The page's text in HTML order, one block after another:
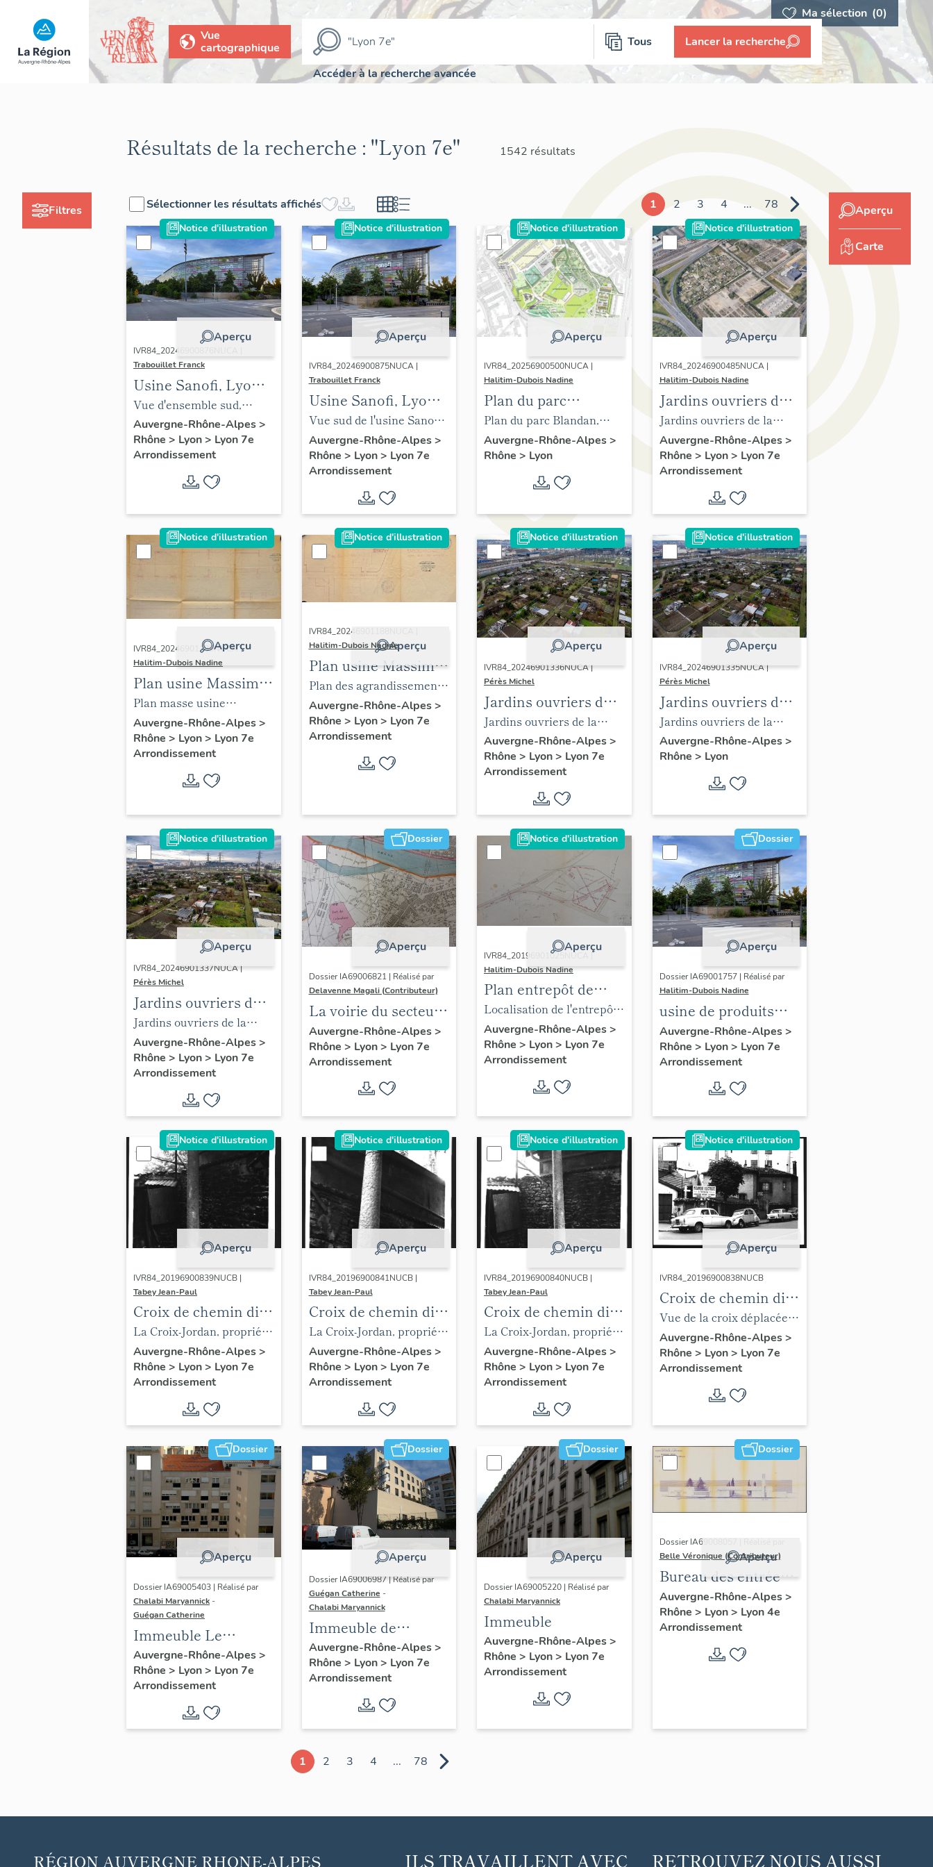
Ma sélection (0)
Vue
cartographique
Tous Lancer la recherche
Accéder à la recherche avancée
Filtres
Résultats de la recherche : "Lyon 7e" 1542 résultats
Sélectionner les résultats affichés 1 2 3 4 ... 78
Notice d'illustration
Aperçu
IVR84_20246900876NUCA |
Trabouillet Franck
Usine Sanofi, Lyon
7e
Vue d'ensemble sud,
Usine Sanofi Genzime,
Lyon 7e
Auvergne-Rhône-Alpes>
Rhône > Lyon> Lyon 7e
Arrondissement
Notice d'illustration
Aperçu
IVR84_20246900875NUCA |
Trabouillet Franck
Usine Sanofi, Lyon
7e
Vue sud de l'usine Sanofi
Genzime, Gerland
Auvergne-Rhône-Alpes>
Rhône > Lyon> Lyon 7e
Arrondissement
Notice d'illustration
Aperçu
IVR84_20256900500NUCA |
Halitim-Dubois Nadine
Plan du parc
Blandan, Lyon 7e
Plan du parc Blandan,
Lyon 7e
Auvergne-Rhône-Alpes>
Rhône > Lyon
Notice d'illustration
Aperçu
IVR84_20246900485NUCA |
Halitim-Dubois Nadine
Jardins ouvriers de
la Mouche Lyon 7e
arrondissement
Jardins ouvriers de la
Mouche Lyon 7e
arrondissement (vue
Google)
Auvergne-Rhône-Alpes>
Rhône > Lyon> Lyon 7e
Arrondissement
Notice d'illustration
Aperçu
IVR84_20246901189NUCA |
Halitim-Dubois Nadine
Plan usine Massimi
Lyon 7e en 1953
(ACL : 348W11)
Plan masse usine
Massimi Lyon 7e en 1953
(ACL : 348W11)
Auvergne-Rhône-Alpes>
Rhône > Lyon> Lyon 7e
Arrondissement
Notice d'illustration
Aperçu
IVR84_20246901188NUCA |
Halitim-Dubois Nadine
Plan usine Massimi
Lyon 7e en 1953
(ACL 348W11)
Plan des agrandissements
des laboratoire en 1953
(ACL 348W11)
Auvergne-Rhône-Alpes>
Rhône > Lyon> Lyon 7e
Arrondissement
Notice d'illustration
Aperçu
IVR84_20246901336NUCA |
Pérès Michel
Jardins ouvriers de
la Mouche à Gerland
Lyon 7e
Jardins ouvriers de la
Mouche à Gerland vue
drone
Auvergne-Rhône-Alpes>
Rhône > Lyon> Lyon 7e
Arrondissement
Notice d'illustration
Aperçu
IVR84_20246901335NUCA |
Pérès Michel
Jardins ouvriers de
la Mouche à Gerland
Lyon 7e
Jardins ouvriers de la
Mouche à Gerland vue
drone
Auvergne-Rhône-Alpes>
Rhône > Lyon
Notice d'illustration
Aperçu
IVR84_20246901337NUCA |
Pérès Michel
Jardins ouvriers de
la Mouche à Gerland
Lyon 7e
Jardins ouvriers de la
Mouche à Gerland vue
drone
Auvergne-Rhône-Alpes>
Rhône > Lyon> Lyon 7e
Arrondissement
Dossier
Aperçu
Dossier IA69006821 | Réalisé par
Delavenne Magali (Contributeur)
La voirie du secteur
d'étude "Saint-
André" (Lyon 7e)
Auvergne-Rhône-Alpes>
Rhône > Lyon> Lyon 7e
Arrondissement
Notice d'illustration
Aperçu
IVR84_20196901025NUCA |
Halitim-Dubois Nadine
Plan entrepôt de
Gerland Descours &
Cabaud 1915, Lyon
7e (ACL : 314W191)
Localisation de l'entrepôt
de Gerland, rue des
Culattes, 1915, (ACL :
314W191)
Auvergne-Rhône-Alpes>
Rhône > Lyon> Lyon 7e
Arrondissement
Dossier
Aperçu
Dossier IA69001757 | Réalisé par
Halitim-Dubois Nadine
usine de produits
pharmaceutiques
Sanofi Genzime
Auvergne-Rhône-Alpes>
Rhône > Lyon> Lyon 7e
Arrondissement
Notice d'illustration
Aperçu
IVR84_20196900839NUCB |
Tabey Jean-Paul
Croix de chemin dite
Croix-Jordan
La Croix-Jordan, propriété
Noury, reportage
photographique, 1977 (AC
Lyon 1 PH 4157/1, fonds
Auvergne-Rhône-Alpes>
Rhône > Lyon> Lyon 7e
Arrondissement
Notice d'illustration
Aperçu
IVR84_20196900841NUCB |
Tabey Jean-Paul
Croix de chemin dite
Croix-Jordan
La Croix-Jordan, propriété
Noury, reportage
photographique, 1977 (AC
Lyon 1 PH 4157/3, fonds
Auvergne-Rhône-Alpes>
Rhône > Lyon> Lyon 7e
Arrondissement
Notice d'illustration
Aperçu
IVR84_20196900840NUCB |
Tabey Jean-Paul
Croix de chemin dite
Croix-Jordan
La Croix-Jordan, propriété
Noury, reportage
photographique, 1977 (AC
Lyon 1 PH 4157/2, fonds
Auvergne-Rhône-Alpes>
Rhône > Lyon> Lyon 7e
Arrondissement
Notice d'illustration
Aperçu
IVR84_20196900838NUCB
Croix de chemin dite
Croix-Jordan
Vue de la croix déplacée
dans un jardin privé, 1969
(AC Lyon 1 PH 1645, fonds
Hours)
Auvergne-Rhône-Alpes>
Rhône > Lyon> Lyon 7e
Arrondissement
Dossier
Aperçu
Dossier IA69005403 | Réalisé par
Chalabi Maryannick -
Guégan Catherine
Immeuble Le
Tiphaine-Duguesclin
Auvergne-Rhône-Alpes>
Rhône > Lyon> Lyon 7e
Arrondissement
Dossier
Aperçu
Dossier IA69006987 | Réalisé par
Guégan Catherine -
Chalabi Maryannick
Immeuble de
bureaux
Auvergne-Rhône-Alpes>
Rhône > Lyon> Lyon 7e
Arrondissement
Dossier
Aperçu
Dossier IA69005220 | Réalisé par
Chalabi Maryannick
Immeuble
Auvergne-Rhône-Alpes>
Rhône > Lyon> Lyon 7e
Arrondissement
Dossier
Aperçu
Dossier IA69008057 | Réalisé par
Belle Véronique (Contributeur)
Bureau des entrées
ou bureau du
gardien chef
Auvergne-Rhône-Alpes>
Rhône > Lyon> Lyon 4e
Arrondissement
1 2 3 4 ... 78
Aperçu
Carte
RÉGION AUVERGNE RHONE-ALPES ILS TRAVAILLENT AVEC RETROUVEZ NOUS AUSSI